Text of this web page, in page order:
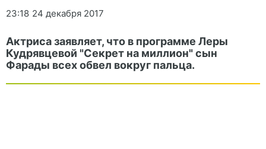
23:18 24 декабря 2017
Актриса заявляет, что в программе Леры
Кудрявцевой "Секрет на миллион" сын
Фарады всех обвел вокруг пальца.